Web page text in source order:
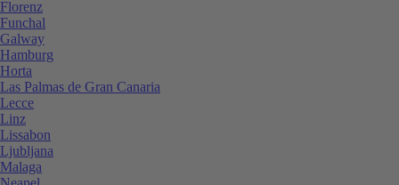
Florenz
Funchal
Galway
Hamburg
Horta
Las Palmas de Gran Canaria
Lecce
Linz
Lissabon
Ljubljana
Malaga